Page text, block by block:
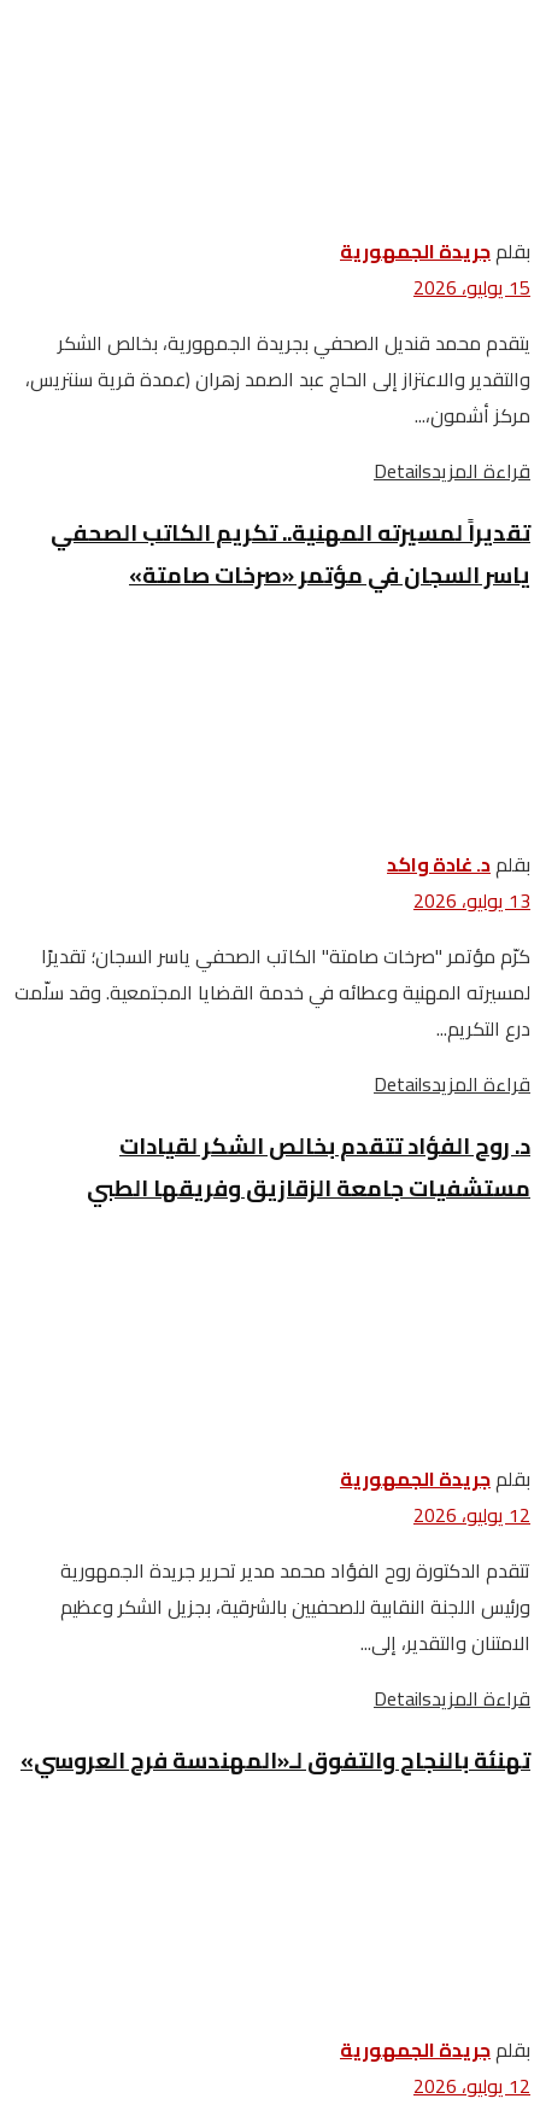
بقلمجريدة الجمهورية
15 يوليو، 2026
يتقدم محمد قنديل الصحفي بجريدة الجمهورية، بخالص الشكر
والتقدير والاعتزاز إلى الحاج عبد الصمد زهران (عمدة قرية سنتريس،
مركز أشمون،...
قراءة المزيدDetails
تقديراً لمسيرته المهنية.. تكريم الكاتب الصحفي
ياسر السجان في مؤتمر «صرخات صامتة»
بقلمد. غادة واكد
13 يوليو، 2026
كرّم مؤتمر "صرخات صامتة" الكاتب الصحفي ياسر السجان؛ تقديرًا
لمسيرته المهنية وعطائه في خدمة القضايا المجتمعية. وقد سلّمت
درع التكريم...
قراءة المزيدDetails
د. روح الفؤاد تتقدم بخالص الشكر لقيادات
مستشفيات جامعة الزقازيق وفريقها الطبي
بقلمجريدة الجمهورية
12 يوليو، 2026
تتقدم الدكتورة روح الفؤاد محمد مدير تحرير جريدة الجمهورية
ورئيس اللجنة النقابية للصحفيين بالشرقية، بجزيل الشكر وعظيم
الامتنان والتقدير، إلى...
قراءة المزيدDetails
تهنئة بالنجاح والتفوق لـ«المهندسة فرح العروسي»
بقلمجريدة الجمهورية
12 يوليو، 2026